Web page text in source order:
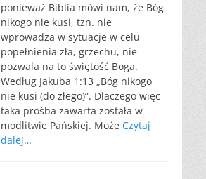
ponieważ Biblia mówi nam, że Bóg
nikogo nie kusi, tzn. nie
wprowadza w sytuacje w celu
popełnienia zła, grzechu, nie
pozwala na to świętość Boga.
Według Jakuba 1:13 „Bóg nikogo
nie kusi (do złego)”. Dlaczego więc
taka prośba zawarta została w
modlitwie Pańskiej. Może Czytaj
dalej…